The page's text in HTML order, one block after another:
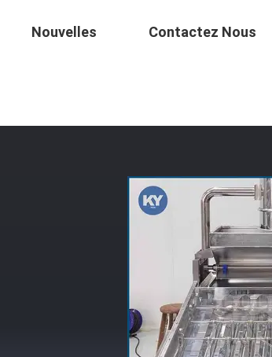
Nouvelles Contactez Nous